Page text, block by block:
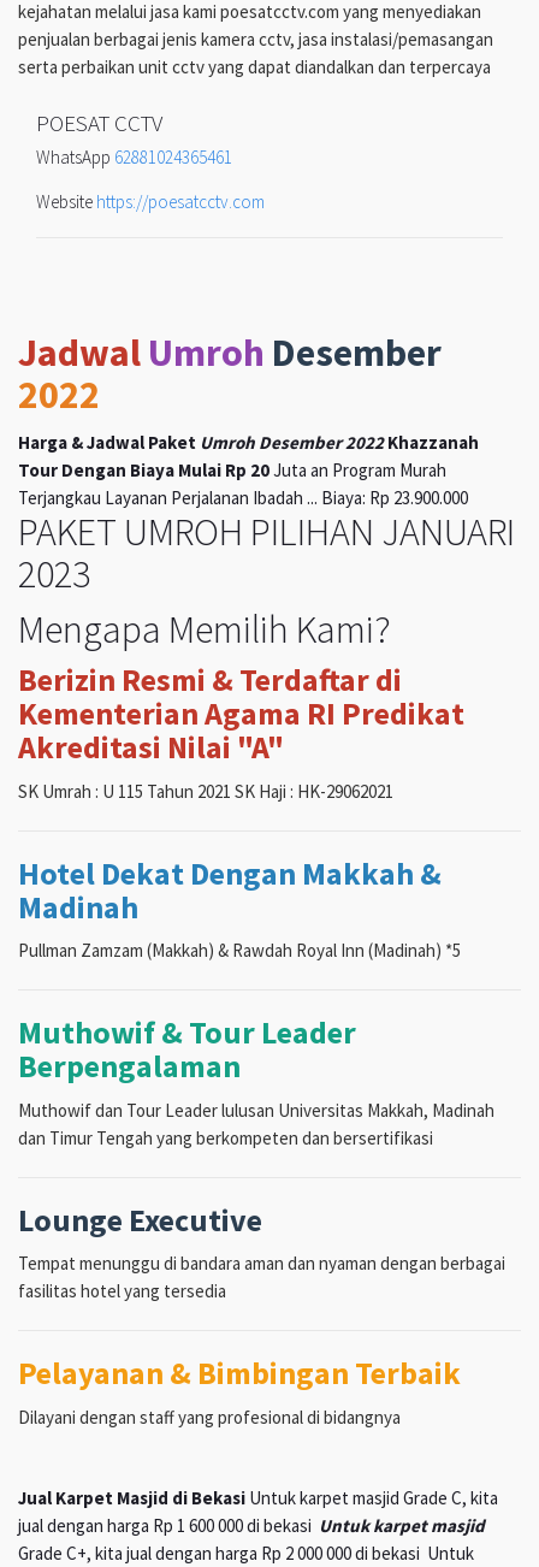
kejahatan melalui jasa kami poesatcctv.com yang menyediakan
penjualan berbagai jenis kamera cctv, jasa instalasi/pemasangan
serta perbaikan unit cctv yang dapat diandalkan dan terpercaya
POESAT CCTV
WhatsApp 62881024365461
Website https://poesatcctv.com
Jadwal Umroh Desember
2022
Harga & Jadwal Paket Umroh Desember 2022Khazzanah
Tour Dengan Biaya Mulai Rp 20Juta an Program Murah
Terjangkau Layanan Perjalanan Ibadah ... Biaya: Rp 23.900.000
PAKET UMROH PILIHAN JANUARI
2023
Mengapa Memilih Kami?
Berizin Resmi & Terdaftar di
Kementerian Agama RI Predikat
Akreditasi Nilai "A"
SK Umrah : U 115 Tahun 2021 SK Haji : HK-29062021
Hotel Dekat Dengan Makkah &
Madinah
Pullman Zamzam (Makkah) & Rawdah Royal Inn (Madinah) *5
Muthowif & Tour Leader
Berpengalaman
Muthowif dan Tour Leader lulusan Universitas Makkah, Madinah
dan Timur Tengah yang berkompeten dan bersertifikasi
Lounge Executive
Tempat menunggu di bandara aman dan nyaman dengan berbagai
fasilitas hotel yang tersedia
Pelayanan & Bimbingan Terbaik
Dilayani dengan staff yang profesional di bidangnya
Jual Karpet Masjid di Bekasi Untuk karpet masjid Grade C, kita
jual dengan harga Rp 1 600 000 di bekasi Untuk karpet masjid
Grade C+, kita jual dengan harga Rp 2 000 000 di bekasi Untuk